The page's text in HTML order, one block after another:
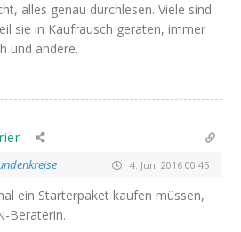
alles genau durch­le­sen. Vie­le sind
sie in Kauf­rausch gera­ten, immer
und andere.
4. Juni 2016 00:45
ein Star­ter­pa­ket kau­fen müs­sen,
Beraterin.